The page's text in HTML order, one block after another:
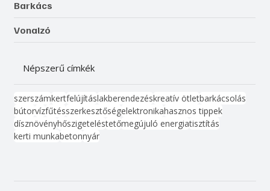
Barkács
Vonalzó
Népszerű címkék
szerszámkertfelújításlakberendezéskreatív ötletbarkácsolás
bútorvízfűtésszerkesztőségelektronikahasznos tippek
dísznövényhőszigeteléstetőmegújuló energiatisztítás
kerti munkabetonnyár